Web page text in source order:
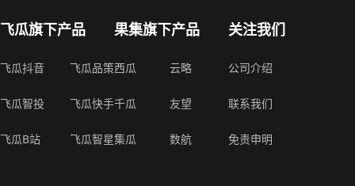
飞瓜旗下产品
飞瓜抖音 飞瓜品策
飞瓜智投 飞瓜快手
飞瓜B站 飞瓜智星
果集旗下产品
西瓜 云略
千瓜 友望
集瓜 数航
关注我们
公司介绍
联系我们
免责申明